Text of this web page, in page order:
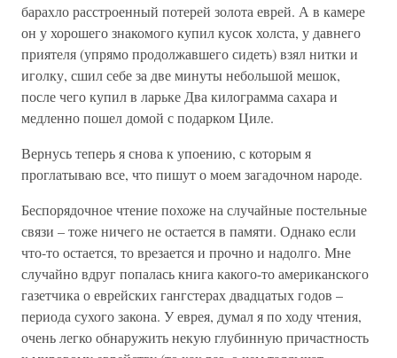
барахло расстроенный потерей золота еврей. А в камере
он у хорошего знакомого купил кусок холста, у давнего
приятеля (упрямо продолжавшего сидеть) взял нитки и
иголку, сшил себе за две минуты небольшой мешок,
после чего купил в ларьке Два килограмма сахара и
медленно пошел домой с подарком Циле.
Вернусь теперь я снова к упоению, с которым я
проглатываю все, что пишут о моем загадочном народе.
Беспорядочное чтение похоже на случайные постельные
связи – тоже ничего не остается в памяти. Однако если
что-то остается, то врезается и прочно и надолго. Мне
случайно вдруг попалась книга какого-то американского
газетчика о еврейских гангстерах двадцатых годов –
периода сухого закона. У еврея, думал я по ходу чтения,
очень легко обнаружить некую глубинную причастность